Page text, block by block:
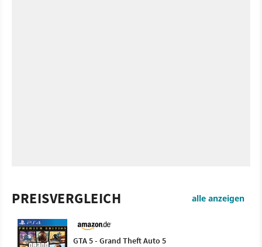
PREISVERGLEICH alle anzeigen
GTA 5 - Grand Theft Auto 5